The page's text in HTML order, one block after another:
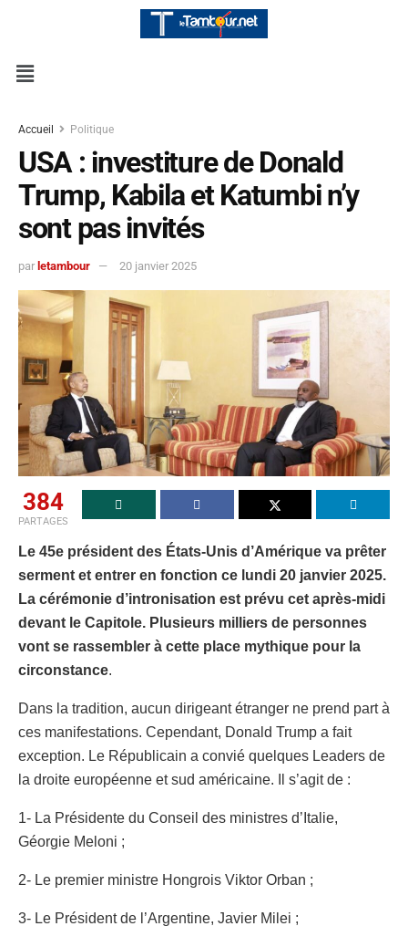
Accueil Politique
USA : investiture de Donald
Trump, Kabila et Katumbi n’y
sont pas invités
par letambour 20 janvier 2025
384
PARTAGES
Le 45e président des États-Unis d’Amérique va prêter
serment et entrer en fonction ce lundi 20 janvier 2025.
La cérémonie d’intronisation est prévu cet après-midi
devant le Capitole. Plusieurs milliers de personnes
vont se rassembler à cette place mythique pour la
circonstance.
Dans la tradition, aucun dirigeant étranger ne prend part à
ces manifestations. Cependant, Donald Trump a fait
exception. Le Républicain a convié quelques Leaders de
la droite européenne et sud américaine. Il s’agit de :
1- La Présidente du Conseil des ministres d’Italie,
Géorgie Meloni ;
2- Le premier ministre Hongrois Viktor Orban ;
3- Le Président de l’Argentine, Javier Milei ;